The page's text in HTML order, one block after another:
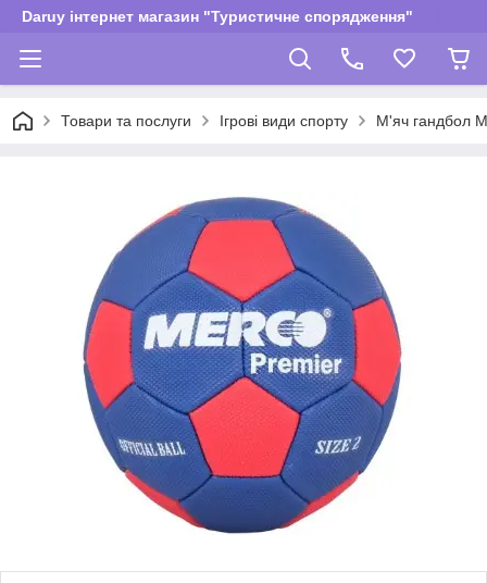
Daruy інтернет магазин "Туристичне спорядження"
Товари та послуги Ігрові види спорту М'яч гандбол